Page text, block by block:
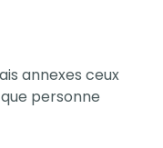
annexes ceux
personne